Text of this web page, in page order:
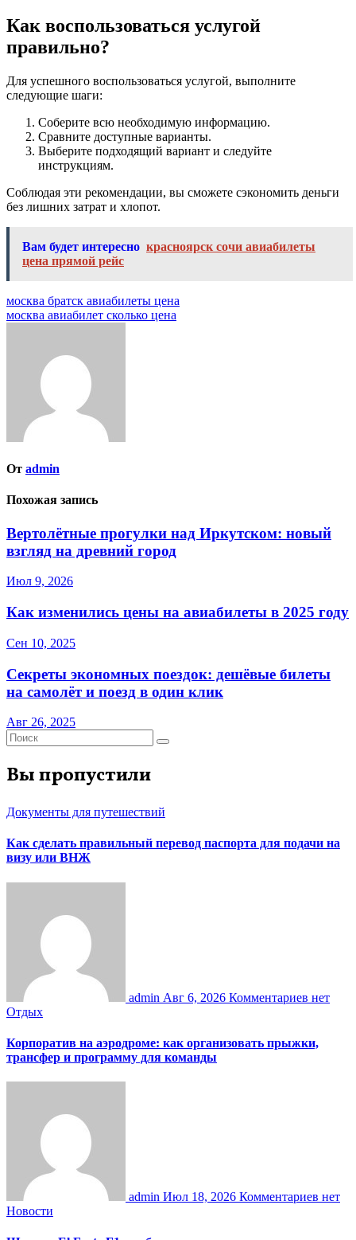
Как воспользоваться услугой
правильно?
Для успешного воспользоваться услугой, выполните
следующие шаги:
Соберите всю необходимую информацию.
Сравните доступные варианты.
Выберите подходящий вариант и следуйте
инструкциям.
Соблюдая эти рекомендации, вы сможете сэкономить деньги
без лишних затрат и хлопот.
Вам будет интересно красноярск сочи авиабилеты
цена прямой рейс
Навигация
по
москва братск авиабилеты цена
москва авиабилет сколько цена
От admin
Похожая запись
Вертолётные прогулки над Иркутском: новый
взгляд на древний город
Июл 9, 2026
Как изменились цены на авиабилеты в 2025 году
Сен 10, 2025
Секреты экономных поездок: дешёвые билеты
на самолёт и поезд в один клик
Авг 26, 2025
Вы пропустили
Документы для путешествий
Как сделать правильный перевод паспорта для подачи на
визу или ВНЖ
admin Авг 6, 2026 Комментариев нет
Отдых
Корпоратив на аэродроме: как организовать прыжки,
трансфер и программу для команды
admin Июл 18, 2026 Комментариев нет
Новости